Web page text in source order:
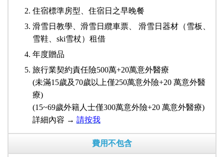
住宿標準房型、住宿日之早晚餐
滑雪日教學、滑雪日纜車票、 滑雪日器材（雪板、
雪鞋、ski雪杖）租借
年度贈品
旅行業契約責任險500萬+20萬意外醫療
(未滿15歲及70歲以上僅250萬意外險+20 萬意外醫
療)
(15~69歲外籍人士僅300萬意外險+20 萬意外醫療)
詳細內容 → 請按我
費用不包含